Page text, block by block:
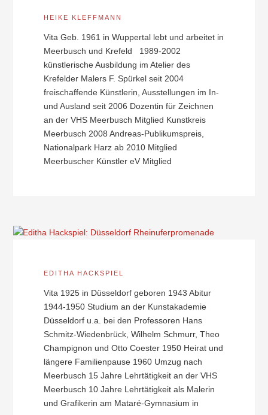
HEIKE KLEFFMANN
Vita Geb. 1961 in Wuppertal lebt und arbeitet in
Meerbusch und Krefeld 1989-2002
künstlerische Ausbildung im Atelier des
Krefelder Malers F. Spürkel seit 2004
freischaffende Künstlerin, Ausstellungen im In-
und Ausland seit 2006 Dozentin für Zeichnen
an der VHS Meerbusch Mitglied Kunstkreis
Meerbusch 2008 Andreas-Publikumspreis,
Nationalpark Harz ab 2010 Mitglied
Meerbuscher Künstler eV Mitglied
EDITHA HACKSPIEL
Vita 1925 in Düsseldorf geboren 1943 Abitur
1944-1950 Studium an der Kunstakademie
Düsseldorf u.a. bei den Professoren Hans
Schmitz-Wiedenbrück, Wilhelm Schmurr, Theo
Champignon und Otto Coester 1950 Heirat und
längere Familienpause 1960 Umzug nach
Meerbusch 15 Jahre Lehrtätigkeit an der VHS
Meerbusch 10 Jahre Lehrtätigkeit als Malerin
und Grafikerin am Mataré-Gymnasium in